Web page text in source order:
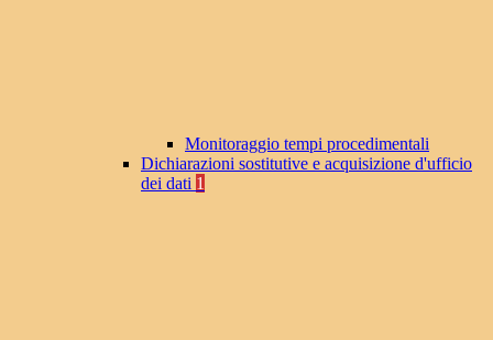
Monitoraggio tempi procedimentali
Dichiarazioni sostitutive e acquisizione d'ufficio
dei dati 1